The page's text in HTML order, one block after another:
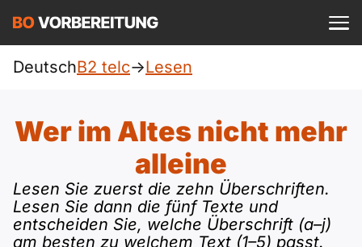
telc
Allgemein
Beruf
Deutsch
Englisch
Türkisch
A1 DTZ
A2 Allgemein
B1
Einloggen
DeutschB2 telc->Lesen
Wer im Altes nicht mehr
alleine
Lesen Sie zuerst die zehn Überschriften.
Lesen Sie dann die fünf Texte und
entscheiden Sie, welche Überschrift (a–j)
am besten zu welchem Text (1–5) passt.